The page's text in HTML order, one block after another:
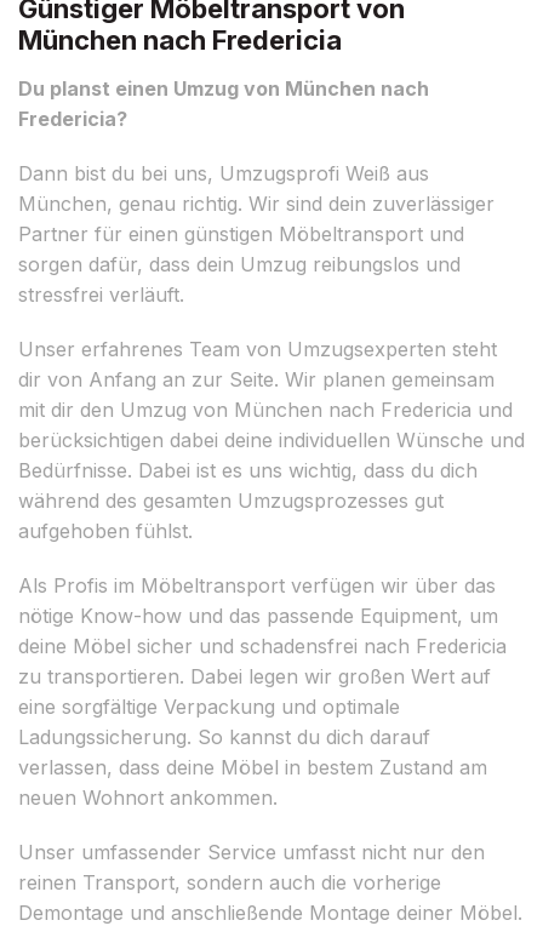
Günstiger Möbeltransport von
München nach Fredericia
Du planst einen Umzug von München nach
Fredericia?
Dann bist du bei uns, Umzugsprofi Weiß aus
München, genau richtig. Wir sind dein zuverlässiger
Partner für einen günstigen Möbeltransport und
sorgen dafür, dass dein Umzug reibungslos und
stressfrei verläuft.
Unser erfahrenes Team von Umzugsexperten steht
dir von Anfang an zur Seite. Wir planen gemeinsam
mit dir den Umzug von München nach Fredericia und
berücksichtigen dabei deine individuellen Wünsche und
Bedürfnisse. Dabei ist es uns wichtig, dass du dich
während des gesamten Umzugsprozesses gut
aufgehoben fühlst.
Als Profis im Möbeltransport verfügen wir über das
nötige Know-how und das passende Equipment, um
deine Möbel sicher und schadensfrei nach Fredericia
zu transportieren. Dabei legen wir großen Wert auf
eine sorgfältige Verpackung und optimale
Ladungssicherung. So kannst du dich darauf
verlassen, dass deine Möbel in bestem Zustand am
neuen Wohnort ankommen.
Unser umfassender Service umfasst nicht nur den
reinen Transport, sondern auch die vorherige
Demontage und anschließende Montage deiner Möbel.